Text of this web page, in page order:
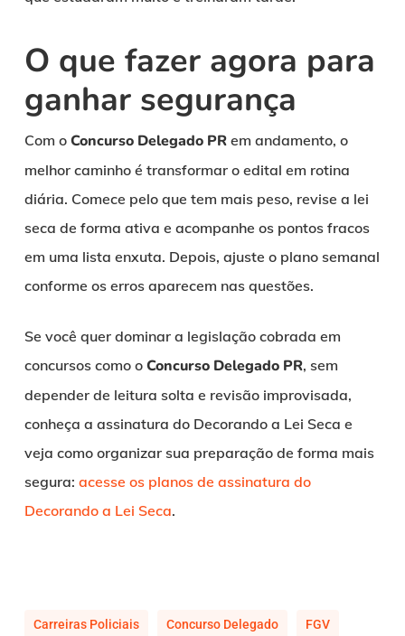
O que fazer agora para
ganhar segurança
Com o Concurso Delegado PRem andamento, o
melhor caminho é transformar o edital em rotina
diária. Comece pelo que tem mais peso, revise a lei
seca de forma ativa e acompanhe os pontos fracos
em uma lista enxuta. Depois, ajuste o plano semanal
conforme os erros aparecem nas questões.
Se você quer dominar a legislação cobrada em
concursos como o Concurso Delegado PR, sem
depender de leitura solta e revisão improvisada,
conheça a assinatura do Decorando a Lei Seca e
veja como organizar sua preparação de forma mais
segura: acesse os planos de assinatura do
Decorando a Lei Seca.
Carreiras Policiais Concurso Delegado FGV